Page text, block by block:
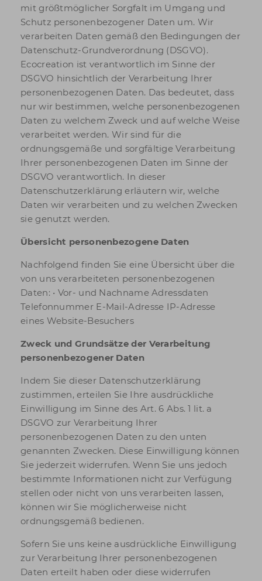
mit größtmöglicher Sorgfalt im Umgang und
Schutz personenbezogener Daten um. Wir
verarbeiten Daten gemäß den Bedingungen der
Datenschutz-Grundverordnung (DSGVO).
Ecocreation ist verantwortlich im Sinne der
DSGVO hinsichtlich der Verarbeitung Ihrer
personenbezogenen Daten. Das bedeutet, dass
nur wir bestimmen, welche personenbezogenen
Daten zu welchem Zweck und auf welche Weise
verarbeitet werden. Wir sind für die
ordnungsgemäße und sorgfältige Verarbeitung
Ihrer personenbezogenen Daten im Sinne der
DSGVO verantwortlich. In dieser
Datenschutzerklärung erläutern wir, welche
Daten wir verarbeiten und zu welchen Zwecken
sie genutzt werden.
Übersicht personenbezogene Daten
Nachfolgend finden Sie eine Übersicht über die
von uns verarbeiteten personenbezogenen
Daten: • Vor- und Nachname Adressdaten
Telefonnummer E-Mail-Adresse IP-Adresse
eines Website-Besuchers
Zweck und Grundsätze der Verarbeitung
personenbezogener Daten
Indem Sie dieser Datenschutzerklärung
zustimmen, erteilen Sie Ihre ausdrückliche
Einwilligung im Sinne des Art. 6 Abs. 1 lit. a
DSGVO zur Verarbeitung Ihrer
personenbezogenen Daten zu den unten
genannten Zwecken. Diese Einwilligung können
Sie jederzeit widerrufen. Wenn Sie uns jedoch
bestimmte Informationen nicht zur Verfügung
stellen oder nicht von uns verarbeiten lassen,
können wir Sie möglicherweise nicht
ordnungsgemäß bedienen.
Sofern Sie uns keine ausdrückliche Einwilligung
zur Verarbeitung Ihrer personenbezogenen
Daten erteilt haben oder diese widerrufen